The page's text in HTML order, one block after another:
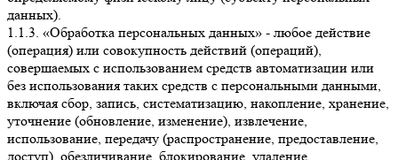
данных).
1.1.3. «Обработка персональных данных» - любое действие
(операция) или совокупность действий (операций),
совершаемых с использованием средств автоматизации или
без использования таких средств с персональными данными,
включая сбор, запись, систематизацию, накопление, хранение,
уточнение (обновление, изменение), извлечение,
использование, передачу (распространение, предоставление,
доступ), обезличивание, блокирование, удаление,